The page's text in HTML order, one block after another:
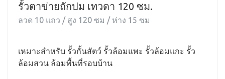
รั้วตาข่ายถักปม เทวดา 120 ซม.
ลวด 10 แถว / สูง 120 ซม / ห่าง 15 ซม
เหมาะสำหรับ รั้วกั้นสัตว์ รั้วล้อมแพะ รั้วล้อมแกะ รั้ว
ล้อมสวน ล้อมพื้นที่รอบบ้าน